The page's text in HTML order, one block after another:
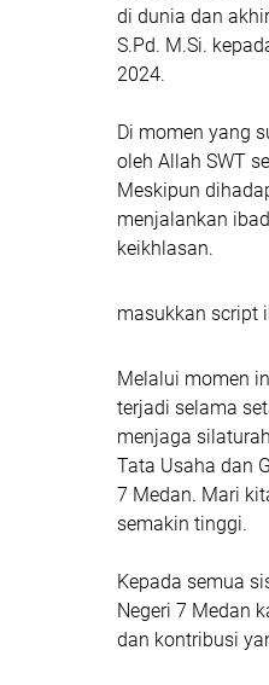
di dunia dan
S.Pd. M.Si.
2024.
Di momen yang
oleh Allah SWT
Meskipun
menjalankan
keikhlasan.
masukkan script
Melalui momen
terjadi selama
menjaga
Tata Usaha dan
7 Medan. Mari
semakin tinggi.
Kepada semua
Negeri 7 Medan
dan kontribusi